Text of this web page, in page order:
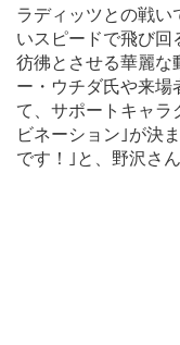
ラディッツとの戦
いスピードで飛び
彷彿とさせる華麗な
ー・ウチダ氏や来場
て、サポートキャラ
ビネーション｣が決
です！｣と、野沢さ